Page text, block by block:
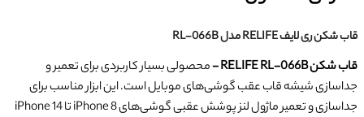
قاب شکن ری لایف RELIFE مدل RL-066B
قاب شکن RELIFE RL-066B -
محصولی بسیار کاربردی برای تعمیر و
جداسازی شیشه قاب عقب گوشی‌های موبایل است. این ابزار مناسب برای
جداسازی و تعمیر ماژول لنز پوشش عقبی گوشی‌های iPhone 8 تا iPhone 14